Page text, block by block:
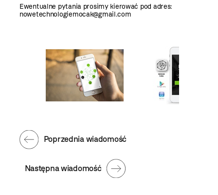
Ewentualne pytania prosimy kierować pod adres:
nowetechnologiemocak@gmail.com
Następna wiadomość
Poprzednia wiadomość